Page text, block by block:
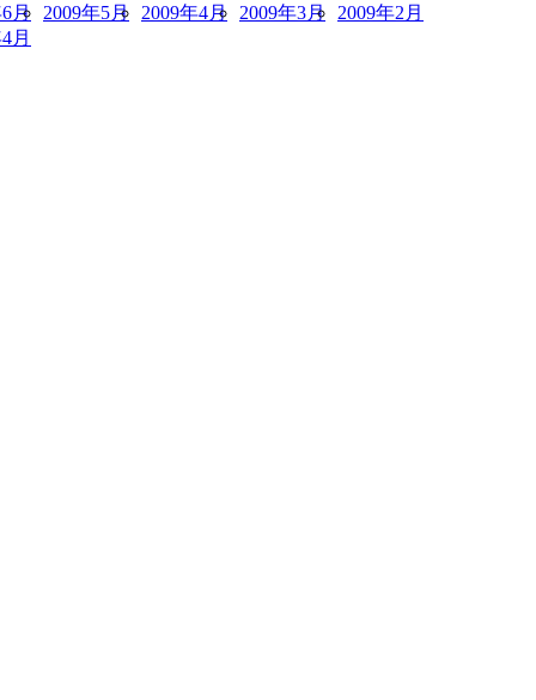
月 2009年5月 2009年4月 2009年3月 2009年2月
月